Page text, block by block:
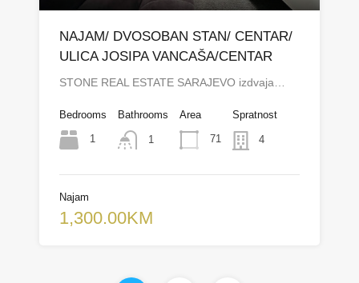
NAJAM/ DVOSOBAN STAN/ CENTAR/
ULICA JOSIPA VANCAŠA/CENTAR
STONE REAL ESTATE SARAJEVO izdvaja…
Bedrooms
1
Bathrooms
1
Area
71
Spratnost
4
Najam
1,300.00KM